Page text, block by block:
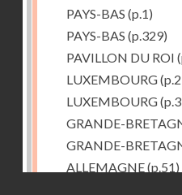
PAYS-BAS (p.1)
PAYS-BAS (p.329)
PAVILLON DU ROI
LUXEMBOURG
LUXEMBOURG
GRANDE-
GRANDE-
ALLEMAGNE(p.51)